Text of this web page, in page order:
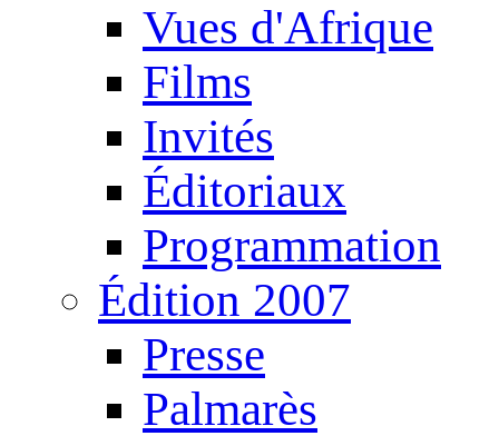
Vues d'Afrique
Films
Invités
Éditoriaux
Programmation
Édition 2007
Presse
Palmarès